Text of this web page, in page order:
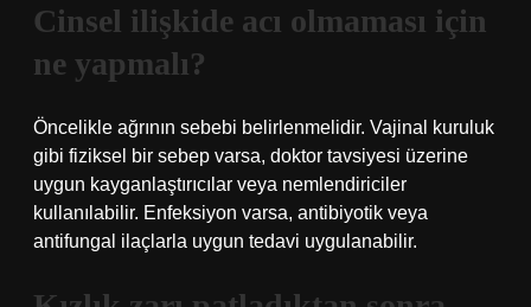
Cinsel ilişkide acı olmaması için
ne yapmalı?
Öncelikle ağrının sebebi belirlenmelidir. Vajinal kuruluk
gibi fiziksel bir sebep varsa, doktor tavsiyesi üzerine
uygun kayganlaştırıcılar veya nemlendiriciler
kullanılabilir. Enfeksiyon varsa, antibiyotik veya
antifungal ilaçlarla uygun tedavi uygulanabilir.